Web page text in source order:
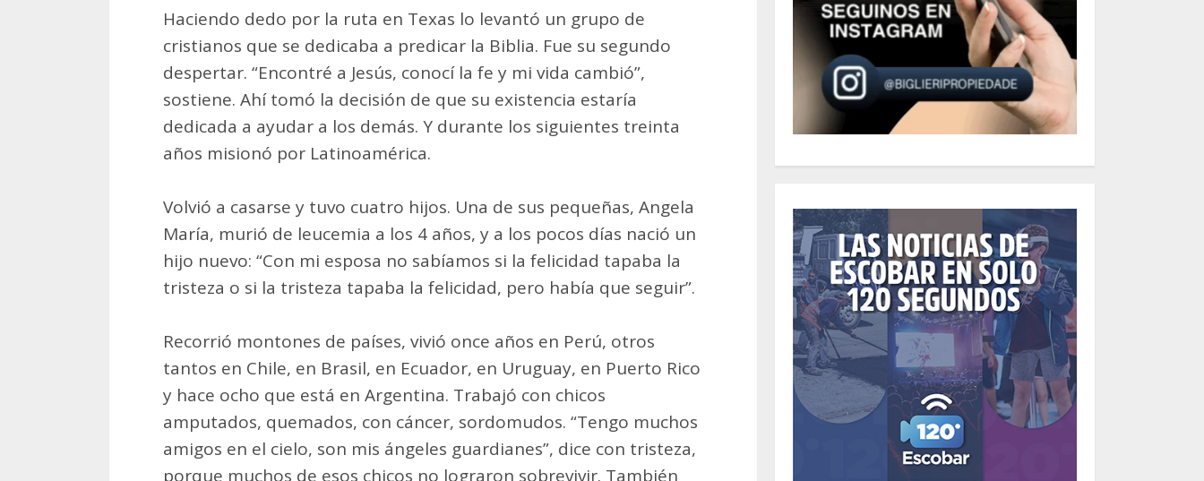
Haciendo dedo por la ruta en Texas lo levantó un grupo de
cristianos que se dedicaba a predicar la Biblia. Fue su segundo
despertar. “Encontré a Jesús, conocí la fe y mi vida cambió”,
sostiene. Ahí tomó la decisión de que su existencia estaría
dedicada a ayudar a los demás. Y durante los siguientes treinta
años misionó por Latinoamérica.
Volvió a casarse y tuvo cuatro hijos. Una de sus pequeñas, Angela
María, murió de leucemia a los 4 años, y a los pocos días nació un
hijo nuevo: “Con mi esposa no sabíamos si la felicidad tapaba la
tristeza o si la tristeza tapaba la felicidad, pero había que seguir”.
Recorrió montones de países, vivió once años en Perú, otros
tantos en Chile, en Brasil, en Ecuador, en Uruguay, en Puerto Rico
y hace ocho que está en Argentina. Trabajó con chicos
amputados, quemados, con cáncer, sordomudos. “Tengo muchos
amigos en el cielo, son mis ángeles guardianes”, dice con tristeza,
porque muchos de esos chicos no lograron sobrevivir. También